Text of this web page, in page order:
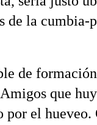
de la cumbia-
de
que
el hueveo.